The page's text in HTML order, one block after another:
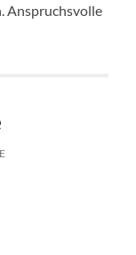
Anspruchsvolle